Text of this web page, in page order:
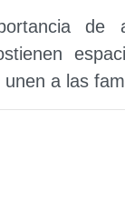
de
a las